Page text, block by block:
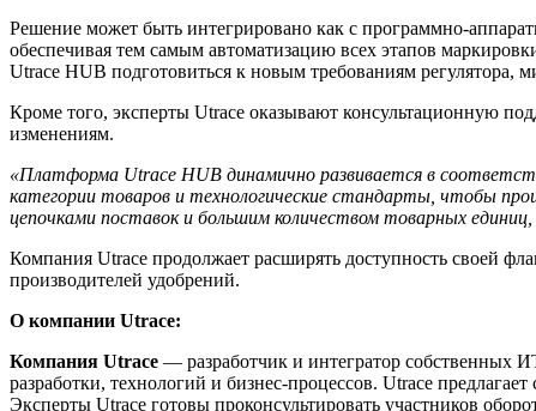
Решение может быть интегрировано как с программно-
обеспечивая тем самым автоматизацию всех этапов
Utrace HUB подготовиться к новым требованиям
Кроме того, эксперты Utrace оказывают консультационную
изменениям.
«Платформа Utrace HUB динамично развивается в
категории товаров и технологические стандарты, чтобы
цепочками поставок и большим количеством товарных
Компания Utrace продолжает расширять доступность своей
производителей удобрений.
О компании Utrace:
Компания Utrace — разработчик и интегратор собственных
разработки, технологий и бизнес-процессов. Utrace
Эксперты Utrace готовы проконсультировать участников